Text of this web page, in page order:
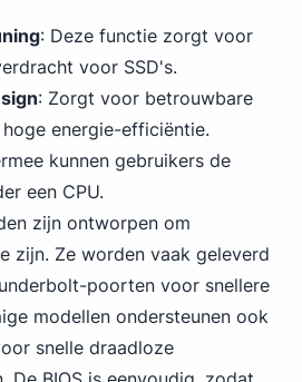
: Deze functie zorgt voor
voor SSD's.
: Zorgt voor betrouwbare
energie-efficiëntie.
kunnen gebruikers de
een CPU.
zijn ontworpen om
zijn. Ze worden vaak geleverd
poorten voor snellere
modellen ondersteunen ook
snelle draadloze